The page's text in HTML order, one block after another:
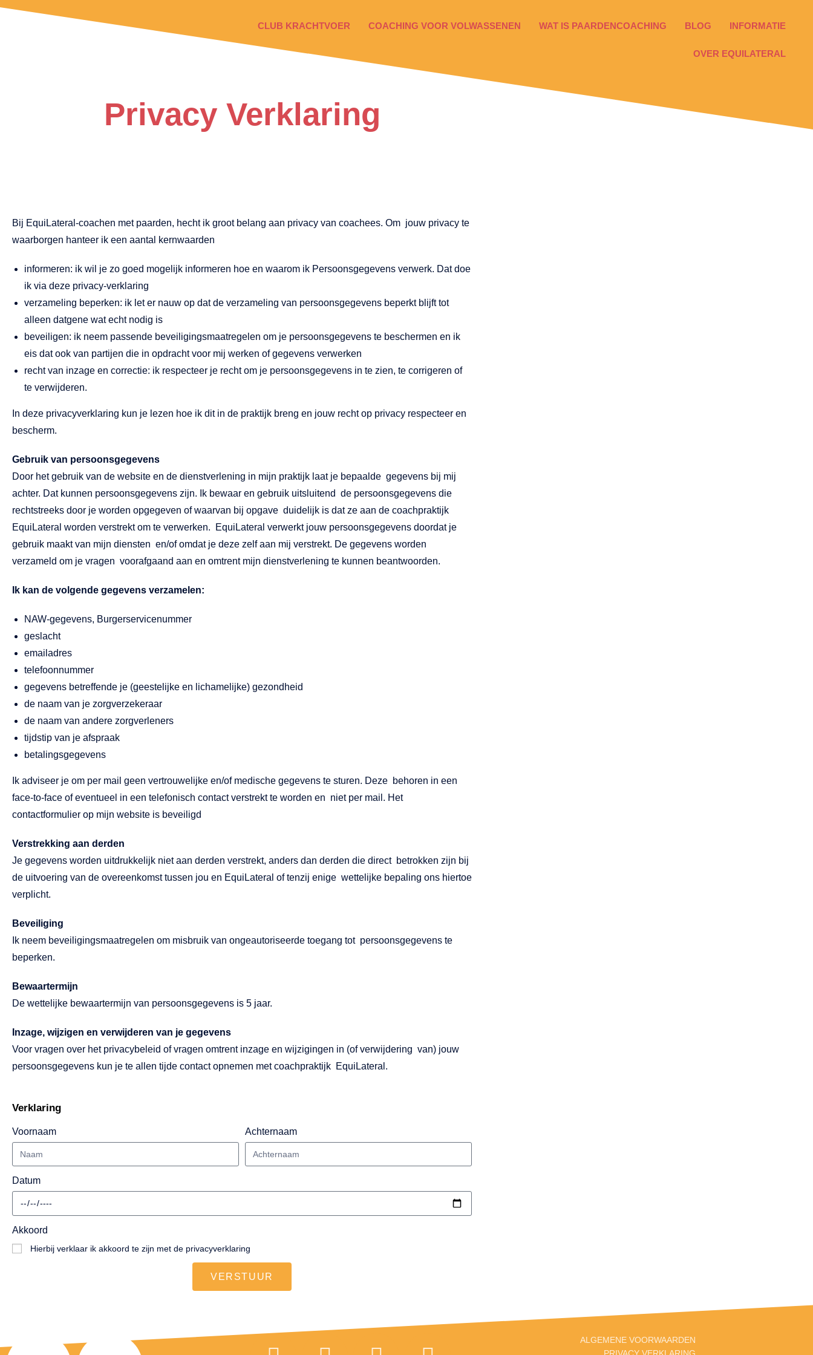
CLUB KRACHTVOER COACHING VOOR VOLWASSENEN WAT IS PAARDENCOACHING BLOG INFORMATIE
OVER EQUILATERAL
Privacy Verklaring
Bij EquiLateral-coachen met paarden, hecht ik groot belang aan privacy van coachees. Om jouw privacy te
waarborgen hanteer ik een aantal kernwaarden
informeren:​ ik wil je zo goed mogelijk informeren hoe en waarom ik Persoonsgegevens verwerk. Dat doe
ik via deze privacy-verklaring
verzameling beperken:​ ik let er nauw op dat de verzameling van persoonsgegevens beperkt blijft tot
alleen datgene wat echt nodig is
beveiligen:​ ik neem passende beveiligingsmaatregelen om je persoonsgegevens te beschermen en ik
eis dat ook van partijen die in opdracht voor mij werken of gegevens verwerken
recht van inzage en correctie:​ ik respecteer je recht om je persoonsgegevens in te zien, te corrigeren of
te verwijderen.
In deze privacyverklaring kun je lezen hoe ik dit in de praktijk breng en jouw recht op privacy respecteer en
bescherm.
Gebruik van persoonsgegevens
Door het gebruik van de website en de dienstverlening in mijn praktijk laat je bepaalde gegevens bij mij
achter. Dat kunnen persoonsgegevens zijn. Ik bewaar en gebruik uitsluitend de persoonsgegevens die
rechtstreeks door je worden opgegeven of waarvan bij opgave duidelijk is dat ze aan de coachpraktijk
EquiLateral worden verstrekt om te verwerken. EquiLateral verwerkt jouw persoonsgegevens doordat je
gebruik maakt van mijn diensten en/of omdat je deze zelf aan mij verstrekt. De gegevens worden
verzameld om je vragen voorafgaand aan en omtrent mijn dienstverlening te kunnen beantwoorden.
Ik kan de volgende gegevens verzamelen:
NAW-gegevens, Burgerservicenummer
geslacht
emailadres
telefoonnummer
gegevens betreffende je (geestelijke en lichamelijke) gezondheid
de naam van je zorgverzekeraar
de naam van andere zorgverleners
tijdstip van je afspraak
betalingsgegevens
Ik adviseer je om per mail geen vertrouwelijke en/of medische gegevens te sturen. Deze behoren in een
face-to-face of eventueel in een telefonisch contact verstrekt te worden en niet per mail. Het
contactformulier op mijn website is beveiligd
Verstrekking aan derden
Je gegevens worden uitdrukkelijk niet aan derden verstrekt, anders dan derden die direct betrokken zijn bij
de uitvoering van de overeenkomst tussen jou en EquiLateral of tenzij enige wettelijke bepaling ons hiertoe
verplicht.
Beveiliging
Ik neem beveiligingsmaatregelen om misbruik van ongeautoriseerde toegang tot persoonsgegevens te
beperken.
Bewaartermijn
De wettelijke bewaartermijn van persoonsgegevens is 5 jaar.
Inzage, wijzigen en verwijderen van je gegevens
Voor vragen over het privacybeleid of vragen omtrent inzage en wijzigingen in (of verwijdering van) jouw
persoonsgegevens kun je te allen tijde contact opnemen met coachpraktijk EquiLateral.
Verklaring
Voornaam Achternaam
Datum
Akkoord
Hierbij verklaar ik akkoord te zijn met de privacyverklaring
VERSTUUR
ALGEMENE VOORWAARDEN